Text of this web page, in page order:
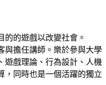
的的遊戲以改變社會。
與擔任講師。樂於參與大學
遊戲理論、行為設計、人機
，同時也是一個活躍的獨立